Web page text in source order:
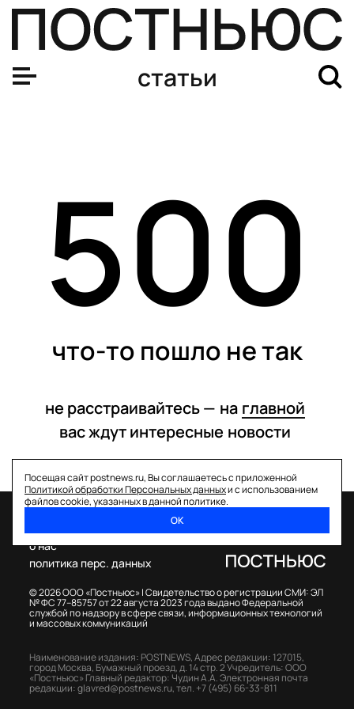
статьи
500
что-то пошло не так
не расстраивайтесь — на главной
вас ждут интересные новости
Посещая сайт postnews.ru, Вы соглашаетесь с приложенной
Политикой обработки Персональных данныхи с использованием
файлов cookie, указанных в данной политике.
ОК
© 2026 ООО «Постньюс» |Свидетельство о регистрации СМИ: ЭЛ
№ ФС 77–85757 от 22 августа 2023 года выдано Федеральной
службой по надзору в сфере связи, информационных технологий
и массовых коммуникаций
о нас
политика перс. данных
Наименование издания: POSTNEWS,Адрес редакции: 127015,
город Москва, Бумажный проезд, д. 14 стр. 2Учредитель: ООО
«Постньюс» Главный редактор: Чудин А.А.Электронная почта
редакции:glavred@postnews.ru,тел. +7 (495) 66-33-811